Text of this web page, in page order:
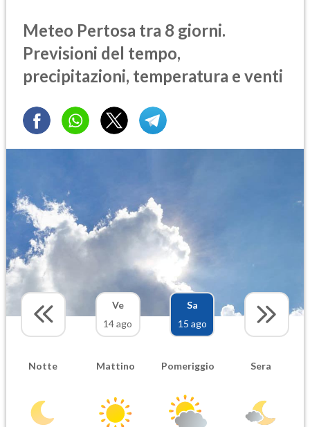
Meteo Pertosa tra 8 giorni.
Previsioni del tempo,
precipitazioni, temperatura e venti
Ve
14 ago
Sa
15 ago
Notte Mattino Pomeriggio Sera